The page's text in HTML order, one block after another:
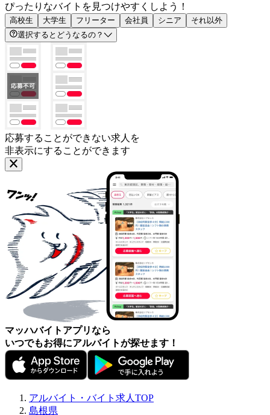
ぴったりなバイトを見つけやすくしよう！
高校生 大学生 フリーター 会社員 シニア
それ以外
選択するとどうなるの？
応募することができない求人を
非表示にすることができます
マッハバイトアプリなら
いつでもお得にアルバイトが探せます！
アルバイト・バイト求人TOP
島根県